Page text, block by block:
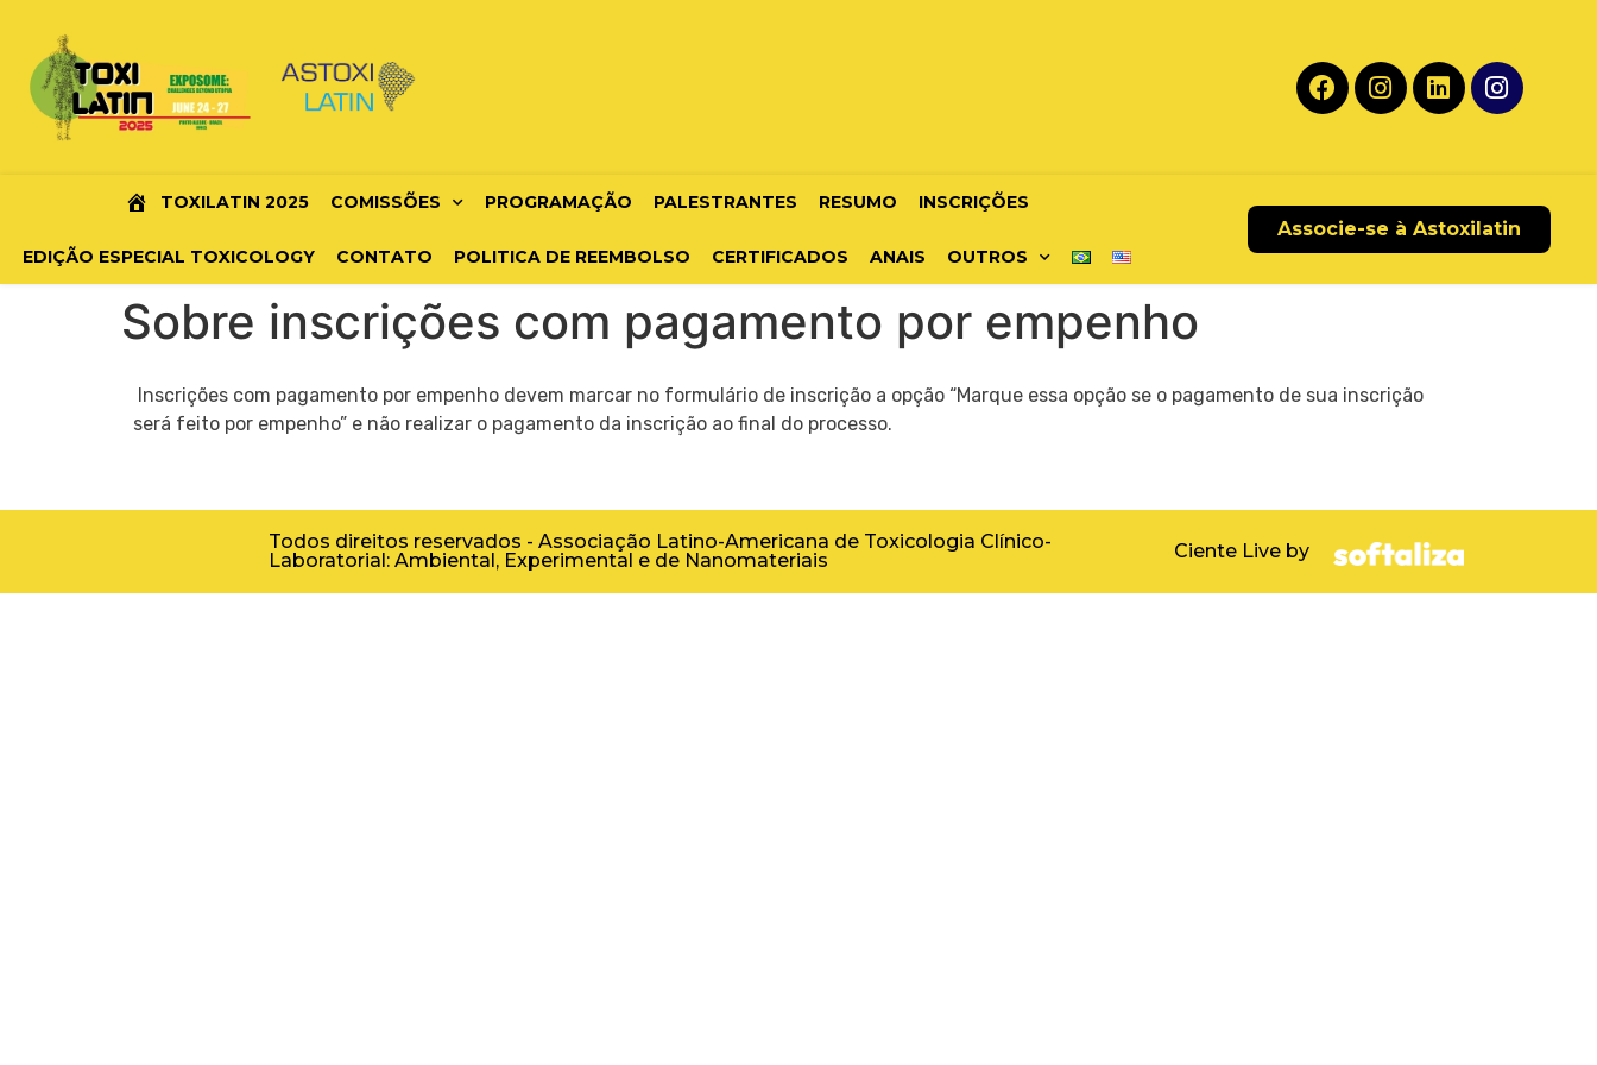
TOXILATIN 2025 COMISSÕES PROGRAMAÇÃO PALESTRANTES RESUMO INSCRIÇÕES
EDIÇÃO ESPECIAL TOXICOLOGY CONTATO POLITICA DE REEMBOLSO CERTIFICADOS ANAIS OUTROS
Associe-se à Astoxilatin
Sobre inscrições com pagamento por empenho
Inscrições com pagamento por empenho devem marcar no formulário de inscrição a opção “Marque essa opção se o pagamento de sua inscrição
será feito por empenho” e não realizar o pagamento da inscrição ao final do processo.
Todos direitos reservados - Associação Latino-Americana de Toxicologia Clínico-
Laboratorial: Ambiental, Experimental e de Nanomateriais
Ciente Live by